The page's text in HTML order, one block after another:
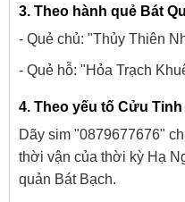
3. Theo hành quẻ Bát
- Quẻ chủ: "Thủy Thiên
- Quẻ hỗ: "Hỏa Trạch
4. Theo yếu tố Cửu
Dãy sim "0879677676"
thời vận của thời kỳ Hạ
quản Bát Bạch.